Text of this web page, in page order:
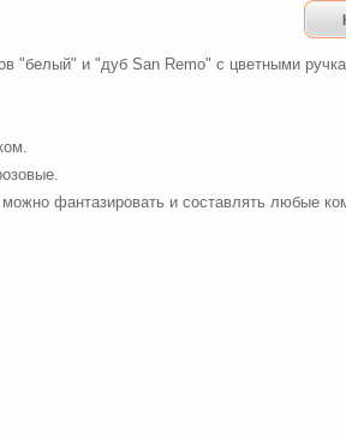
"белый" и "дуб San Remo" с цветными
фантазировать и составлять любые